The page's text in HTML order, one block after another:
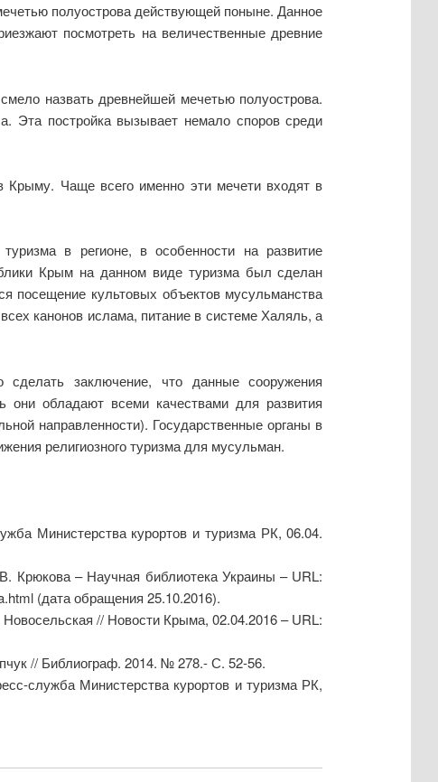
полуострова действующей поныне. Данное
посмотреть на величественные древние
назвать древнейшей мечетью полуострова.
Эта постройка вызывает немало споров среди
Крыму. Чаще всего именно эти мечети входят в
в регионе, в особенности на развитие
Крым на данном виде туризма был сделан
посещение культовых объектов мусульманства
канонов ислама, питание в системе Халяль, а
заключение, что данные сооружения
они обладают всеми качествами для развития
направленности). Государственные органы в
религиозного туризма для мусульман.
Министерства курортов и туризма РК, 06.04.
Крюкова – Научная библиотека Украины – URL:
(дата обращения 25.10.2016).
// Новости Крыма, 02.04.2016 – URL:
// Библиограф. 2014. № 278.- С. 52-56.
служба Министерства курортов и туризма РК,